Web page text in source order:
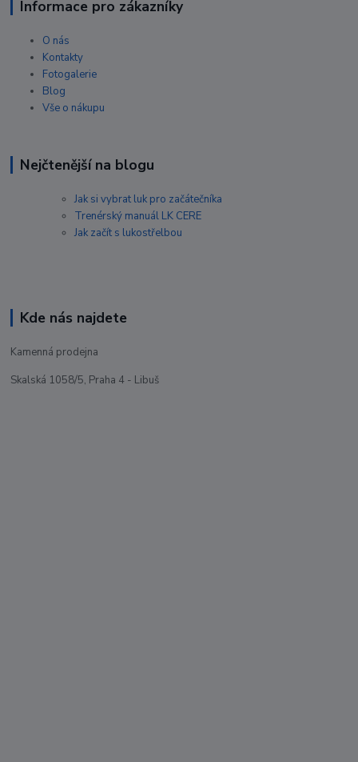
Informace pro zákazníky
O nás
Kontakty
Fotogalerie
Blog
Vše o nákupu
Nejčtenější na blogu
Jak si vybrat luk pro začátečníka
Trenérský manuál LK CERE
Jak začít s lukostřelbou
Kde nás najdete
Kamenná prodejna
Skalská 1058/5, Praha 4 - Libuš